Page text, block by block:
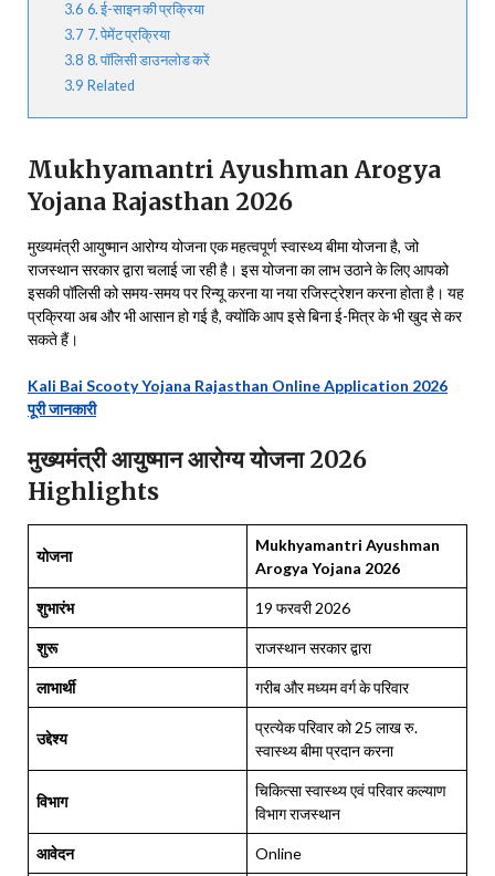
3.6 6. ई-साइन की प्रक्रिया
3.7 7. पेमेंट प्रक्रिया
3.8 8. पॉलिसी डाउनलोड करें
3.9 Related
Mukhyamantri Ayushman Arogya
Yojana Rajasthan 2026
मुख्यमंत्री आयुष्मान आरोग्य योजना एक महत्वपूर्ण स्वास्थ्य बीमा योजना है, जो
राजस्थान सरकार द्वारा चलाई जा रही है। इस योजना का लाभ उठाने के लिए आपको
इसकी पॉलिसी को समय-समय पर रिन्यू करना या नया रजिस्ट्रेशन करना होता है। यह
प्रक्रिया अब और भी आसान हो गई है, क्योंकि आप इसे बिना ई-मित्र के भी खुद से कर
सकते हैं।
Kali Bai Scooty Yojana Rajasthan Online Application 2026
पूरी जानकारी
मुख्यमंत्री आयुष्मान आरोग्य योजना 2026
Highlights
योजना
Mukhyamantri Ayushman
Arogya Yojana 2026
शुभारंभ 19 फरवरी 2026
शुरू राजस्थान सरकार द्वारा
लाभार्थी गरीब और मध्यम वर्ग के परिवार
उद्देश्य
प्रत्येक परिवार को 25 लाख रु.
स्वास्थ्य बीमा प्रदान करना
विभाग
चिकित्सा स्वास्थ्य एवं परिवार कल्याण
विभाग राजस्थान
आवेदन Online